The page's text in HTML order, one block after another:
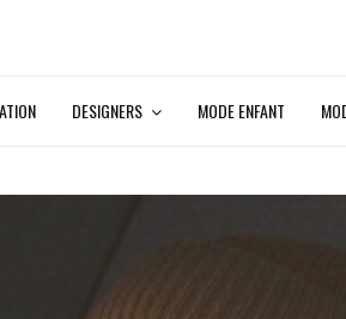
DESIGNERS MODE ENFANT